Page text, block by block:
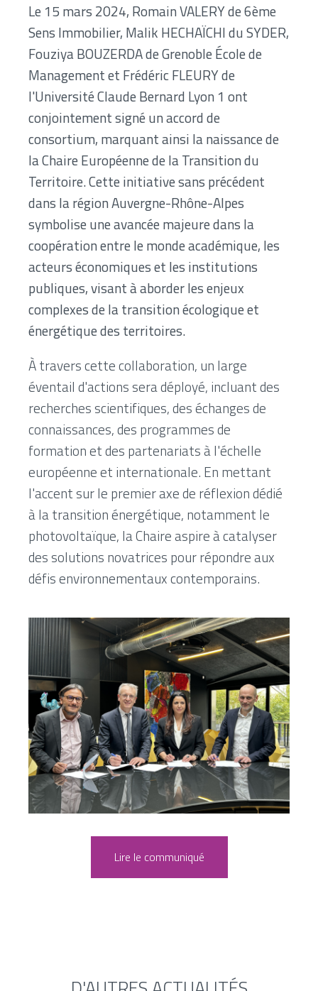
Le 15 mars 2024, Romain VALERY de6ème
Sens Immobilier, Malik HECHAÏCHI duSYDER,
Fouziya BOUZERDA deGrenoble École de
Managementet Frédéric FLEURY de
l'Université Claude Bernard Lyon 1 ont
conjointementsigné un accord de
consortium, marquant ainsi la naissance de
la Chaire Européenne de la Transition du
Territoire. Cette initiative sans précédent
dans la région Auvergne-Rhône-Alpes
symbolise une avancée majeure dans la
coopération entre le monde académique, les
acteurs économiques et les institutions
publiques, visant à aborder les enjeux
complexes de latransition écologique et
énergétique des territoires.
À travers cette collaboration, un large
éventail d'actions sera déployé, incluant des
recherches scientifiques, des échanges de
connaissances, des programmes de
formation et des partenariats à l'échelle
européenne et internationale. En mettant
l'accent sur le premier axe de réflexion dédié
à la transition énergétique, notamment le
photovoltaïque, la Chaire aspire à catalyser
des solutions novatrices pour répondre aux
défis environnementaux contemporains.
Lire le communiqué